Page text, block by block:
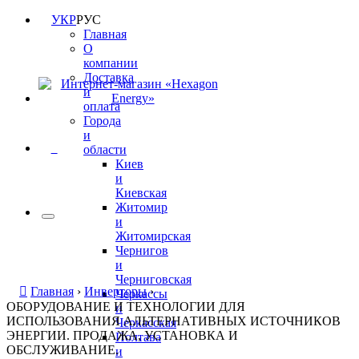
УКРРУС
Главная
О
компании
Доставка
и
оплата
Города
и
области
Киев
и
Киевская
Житомир
и
Житомирская
Чернигов
и
Черниговская
Черкассы
и
Черкасская
Полтава
и
Главная › Инверторы›
ОБОРУДОВАНИЕ И ТЕХНОЛОГИИ ДЛЯ
ИСПОЛЬЗОВАНИЯ АЛЬТЕРНАТИВНЫХ ИСТОЧНИКОВ
ЭНЕРГИИ. ПРОДАЖА, УСТАНОВКА И
ОБСЛУЖИВАНИЕ.